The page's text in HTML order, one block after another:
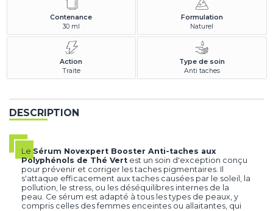
Contenance
30 ml
Formulation
Naturel
Action
Traite
Type de soin
Anti taches
DESCRIPTION
Le Sérum Novexpert Booster Anti-taches aux
Polyphénols de Thé Vert est un soin d'exception conçu
pour prévenir et corriger les taches pigmentaires. Il
s'attaque efficacement aux taches causées par le soleil, la
pollution, le stress, ou les déséquilibres internes de la
peau. Ce sérum est adapté à tous les types de peaux, y
compris celles des femmes enceintes ou allaitantes, qui